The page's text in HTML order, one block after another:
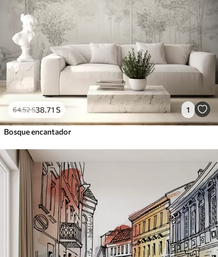
64.52S38 .71 S 1
Bosque encantador